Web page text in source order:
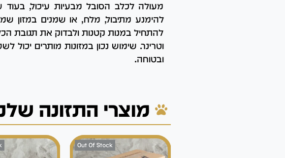
מעולה לכלב הסובל מבעיות עיכול, בעוד
להימנע מתיבול, מלח, או שמנים במזון
להתחיל במנות קטנות ולבדוק את תגובת
וטרינר. שימוש נכון במזונות מותרים
ובטוחה.
מוצרי התזונה
Out Of Stock